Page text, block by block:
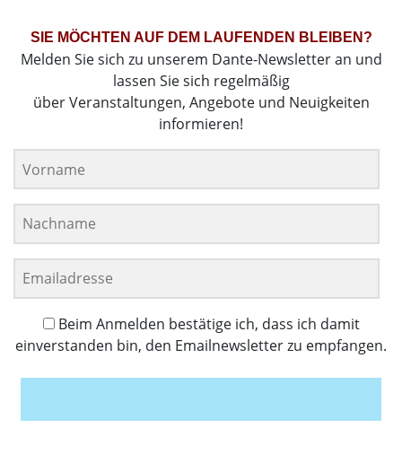
SIE MÖCHTEN AUF DEM LAUFENDEN BLEIBEN?
Melden Sie sich zu unserem Dante-Newsletter an und
lassen Sie sich regelmäßig
über Veranstaltungen, Angebote und Neuigkeiten
informieren!
Beim Anmelden bestätige ich, dass ich damit
einverstanden bin, den Emailnewsletter zu empfangen.